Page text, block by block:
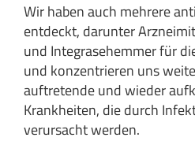
Wir haben auch mehrere
entdeckt, darunter
und Integrasehemmer für
und konzentrieren uns
auftretende und wieder
Krankheiten, die durch
verursacht werden.